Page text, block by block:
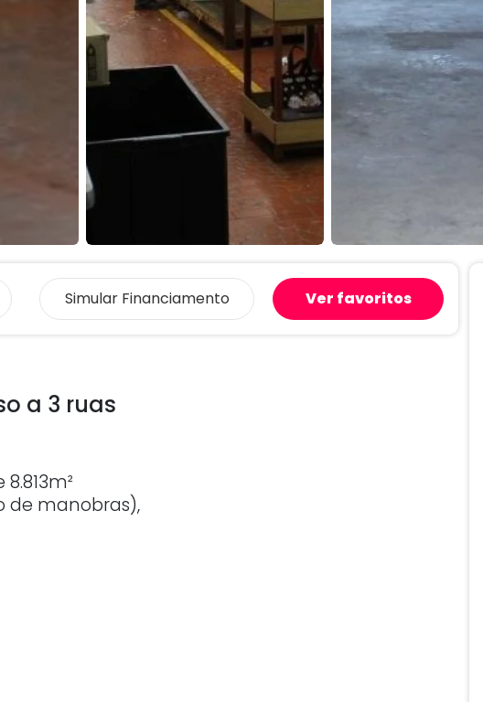
Simular Financiamento Ver favoritos
a 3 ruas
de manobras),